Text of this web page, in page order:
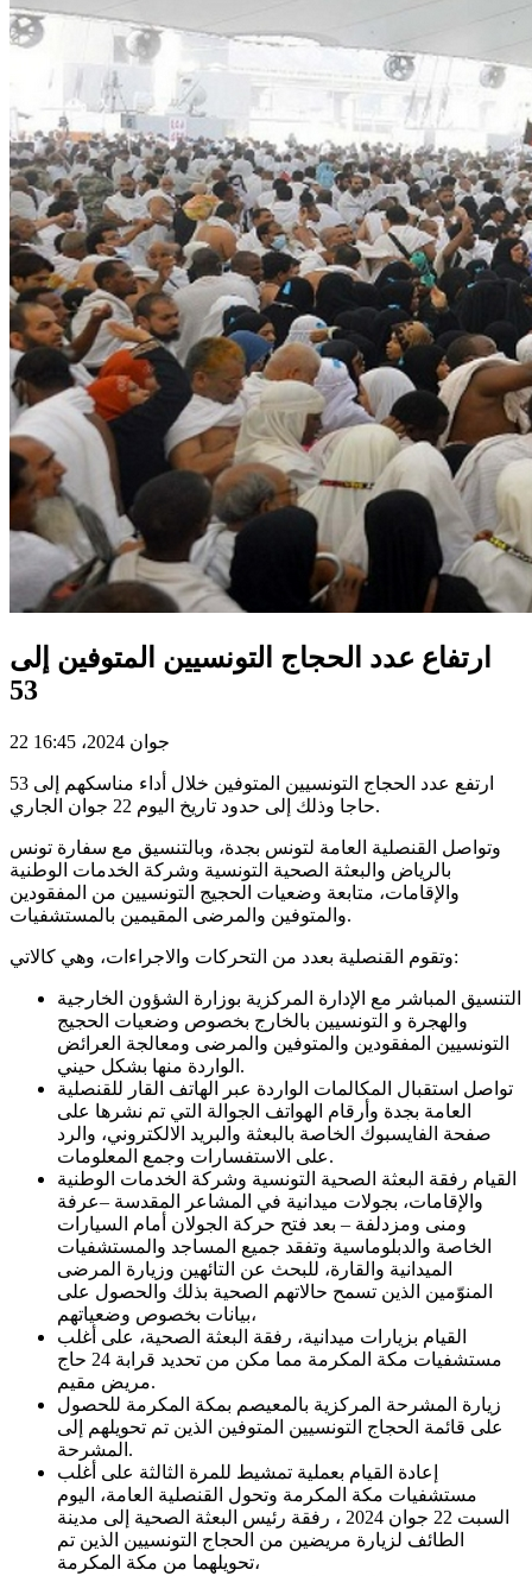
ارتفاع عدد الحجاج التونسيين المتوفين إلى
53
22 جوان 2024، 16:45
ارتفع عدد الحجاج التونسيين المتوفين خلال أداء مناسكهم إلى 53
حاجا وذلك إلى حدود تاريخ اليوم 22 جوان الجاري.
وتواصل القنصلية العامة لتونس بجدة، وبالتنسيق مع سفارة تونس
بالرياض والبعثة الصحية التونسية وشركة الخدمات الوطنية
والإقامات، متابعة وضعيات الحجيج التونسيين من المفقودين
والمتوفين والمرضى المقيمين بالمستشفيات.
وتقوم القنصلية بعدد من التحركات والاجراءات، وهي كالاتي:
التنسيق المباشر مع الإدارة المركزية بوزارة الشؤون الخارجية
والهجرة و التونسيين بالخارج بخصوص وضعيات الحجيج
التونسيين المفقودين والمتوفين والمرضى ومعالجة العرائض
الواردة منها بشكل حيني.
تواصل استقبال المكالمات الواردة عبر الهاتف القار للقنصلية
العامة بجدة وأرقام الهواتف الجوالة التي تم نشرها على
صفحة الفايسبوك الخاصة بالبعثة والبريد الالكتروني، والرد
على الاستفسارات وجمع المعلومات.
القيام رفقة البعثة الصحية التونسية وشركة الخدمات الوطنية
والإقامات، بجولات ميدانية في المشاعر المقدسة –عرفة
ومنى ومزدلفة – بعد فتح حركة الجولان أمام السيارات
الخاصة والدبلوماسية وتفقد جميع المساجد والمستشفيات
الميدانية والقارة، للبحث عن التائهين وزيارة المرضى
المنوّمين الذين تسمح حالاتهم الصحية بذلك والحصول على
بيانات بخصوص وضعياتهم،
القيام بزيارات ميدانية، رفقة البعثة الصحية، على أغلب
مستشفيات مكة المكرمة مما مكن من تحديد قرابة 24 حاج
مريض مقيم.
زيارة المشرحة المركزية بالمعيصم بمكة المكرمة للحصول
على قائمة الحجاج التونسيين المتوفين الذين تم تحويلهم إلى
المشرحة.
إعادة القيام بعملية تمشيط للمرة الثالثة على أغلب
مستشفيات مكة المكرمة وتحول القنصلية العامة، اليوم
السبت 22 جوان 2024 ، رفقة رئيس البعثة الصحية إلى مدينة
الطائف لزيارة مريضين من الحجاج التونسيين الذين تم
تحويلهما من مكة المكرمة،